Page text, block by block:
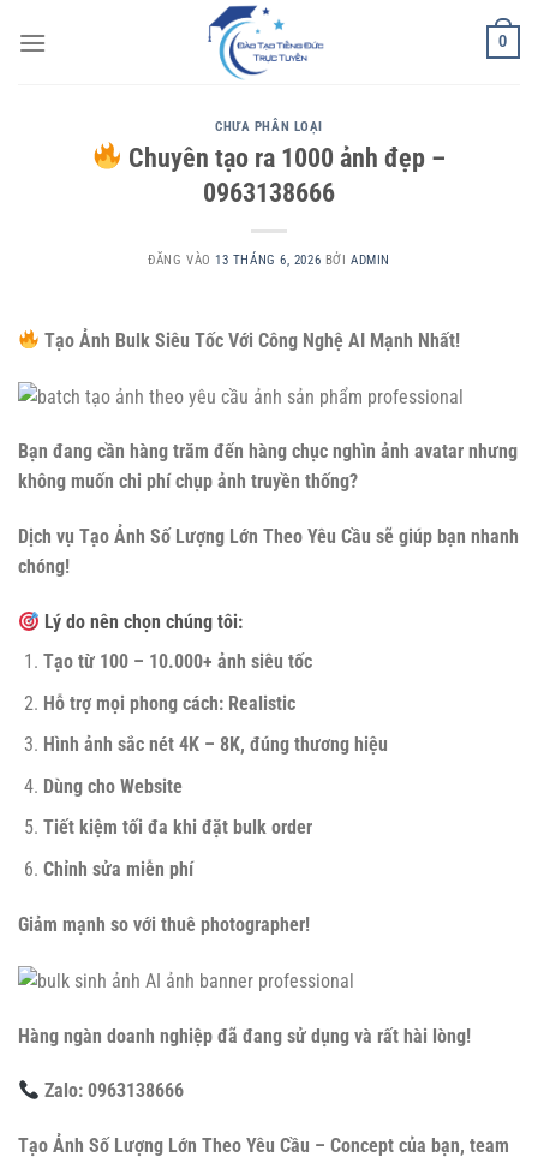
qua
0
CHƯA PHÂN LOẠI
Chuyên tạo ra 1000 ảnh đẹp –
0963138666
ĐĂNG VÀO13 THÁNG 6, 2026 BỞI ADMIN
Tạo Ảnh Bulk Siêu Tốc Với Công Nghệ AI Mạnh Nhất!
Bạn đang cần hàng trăm đến hàng chục nghìn ảnh avatar nhưng
không muốn chi phí chụp ảnh truyền thống?
Dịch vụ Tạo Ảnh Số Lượng Lớn Theo Yêu Cầu sẽ giúp bạn nhanh
chóng!
Lý do nên chọn chúng tôi:
Tạo từ 100 – 10.000+ ảnh siêu tốc
Hỗ trợ mọi phong cách: Realistic
Hình ảnh sắc nét 4K – 8K, đúng thương hiệu
Dùng cho Website
Tiết kiệm tối đa khi đặt bulk order
Chỉnh sửa miễn phí
Giảm mạnh so với thuê photographer!
Hàng ngàn doanh nghiệp đã đang sử dụng và rất hài lòng!
Zalo: 0963138666
Tạo Ảnh Số Lượng Lớn Theo Yêu Cầu – Concept của bạn, team